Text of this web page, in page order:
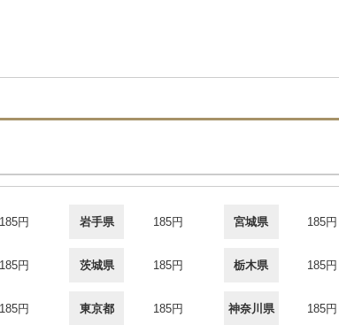
185円 岩手県 185円 宮城県 185円
185円 茨城県 185円 栃木県 185円
185円 東京都 185円 神奈川県 185円